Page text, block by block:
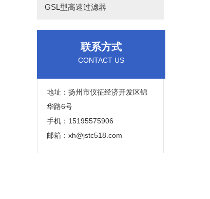
GSL型高速过滤器
联系方式
CONTACT US
地址：扬州市仪征经济开发区锦
华路6号
手机：15195575906
邮箱：xh@jstc518.com